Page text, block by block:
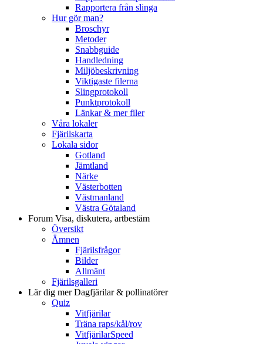
Rapportera från slinga
Hur gör man?
Broschyr
Metoder
Snabbguide
Handledning
Miljöbeskrivning
Viktigaste filerna
Slingprotokoll
Punktprotokoll
Länkar & mer filer
Våra lokaler
Fjärilskarta
Lokala sidor
Gotland
Jämtland
Närke
Västerbotten
Västmanland
Västra Götaland
Forum Visa, diskutera, artbestäm
Översikt
Ämnen
Fjärilsfrågor
Bilder
Allmänt
Fjärilsgalleri
Lär dig merDagfjärilar & pollinatörer
Quiz
Vitfjärilar
Träna raps/kål/rov
VitfjärilarSpeed